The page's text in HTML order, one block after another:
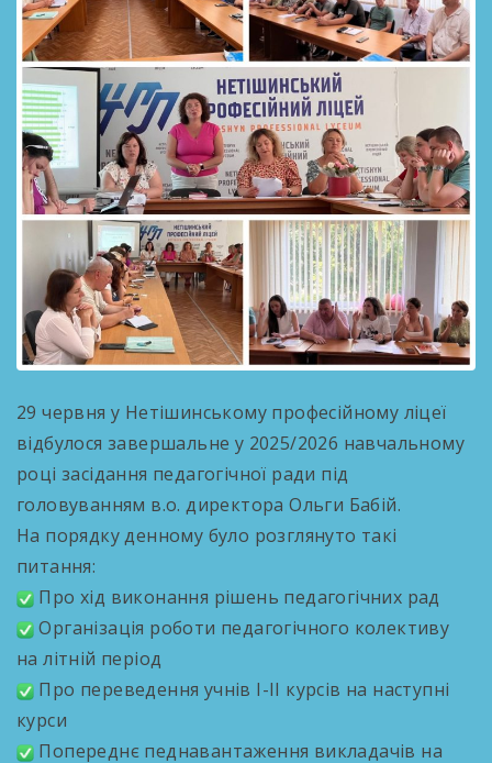
29 червня у Нетішинському професійному ліцеї
відбулося завершальне у 2025/2026 навчальному
році засідання педагогічної ради під
головуванням в.о. директора Ольги Бабій.
На порядку денному було розглянуто такі
питання:
Про хід виконання рішень педагогічних рад
Організація роботи педагогічного колективу
на літній період
Про переведення учнів I-II курсів на наступні
курси
Попереднє педнавантаження викладачів на